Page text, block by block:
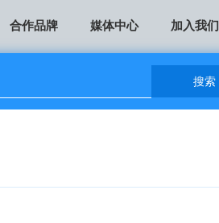
合作品牌 媒体中心 加入我们
搜索